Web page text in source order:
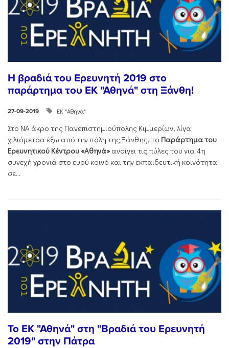
Η βραδιά του Ερευνητή 2019 στο
παράρτημα του ΕΚ "Αθηνά" στη Ξάνθη!
27-09-2019 ΕΚ "Αθηνά"
Στο ΝΑ άκρο της Πανεπιστημιούπολης Κιμμερίων, λίγα
χιλιόμετρα έξω από την πόλη της Ξάνθης, το Παράρτημα του
Ερευνητικού Κέντρου «Αθηνά»ανοίγει τις πύλες του για 4η
συνεχή χρονιά στο ευρύ κοινό και την εκπαιδευτική κοινότητα
σε...
Το ΕΚ "Αθηνά" στη "Βραδιά του Ερευνητή
2019" στην Πάτρα